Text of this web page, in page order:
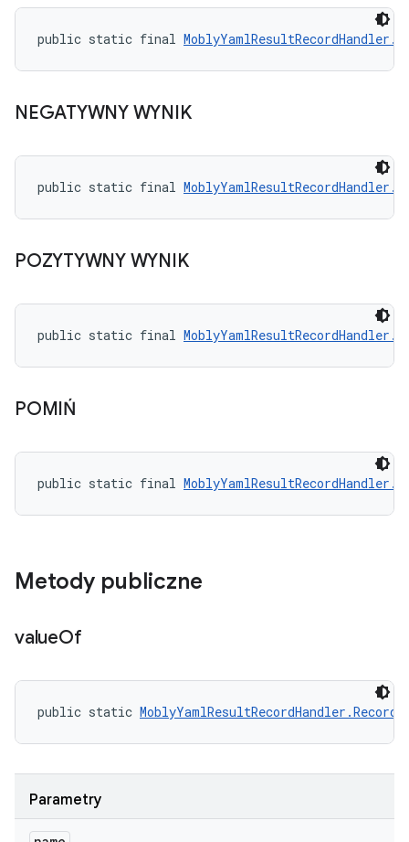
public static final
NEGATYWNY WYNIK
public static final
POZYTYWNY WYNIK
public static final
POMIŃ
public static final
Metody publiczne
valueOf
public static
Parametry